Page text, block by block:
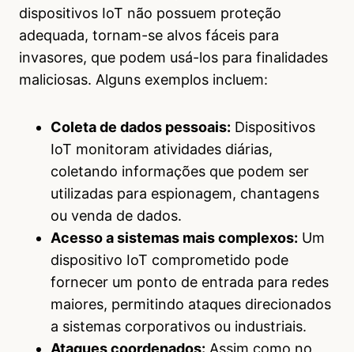
dispositivos IoT não possuem proteção
adequada, tornam-se alvos fáceis para
invasores, que podem usá-los para finalidades
maliciosas. Alguns exemplos incluem:
Coleta de dados pessoais: Dispositivos
IoT monitoram atividades diárias,
coletando informações que podem ser
utilizadas para espionagem, chantagens
ou venda de dados.
Acesso a sistemas mais complexos: Um
dispositivo IoT comprometido pode
fornecer um ponto de entrada para redes
maiores, permitindo ataques direcionados
a sistemas corporativos ou industriais.
Ataques coordenados: Assim como no